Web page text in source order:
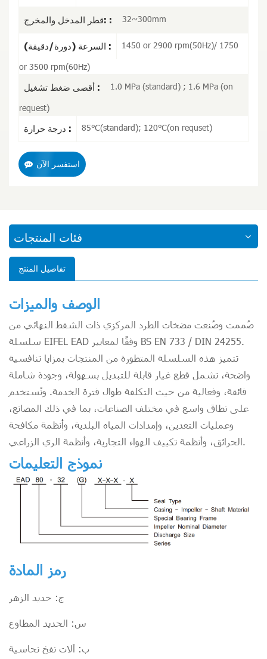
قطر المدخل والمخرج: : 32~300mm
السرعة (دورة/دقيقة) :
1450 or 2900 rpm(50Hz)/ 1750
or 3500 rpm(60Hz)
أقصى ضغط تشغيل :
1.0 MPa (standard) ; 1.6 MPa (on
request)
درجة حرارة : 85℃(standard); 120℃(on requset)
استفسر الآن
فئات المنتجات
تفاصيل المنتج
الوصف والميزات
صُممت وصُنعت مضخات الطرد المركزي ذات الشفط النهائي من
سلسلة EIFEL EAD وفقًا لمعايير BS EN 733 / DIN 24255.
تتميز هذه السلسلة المتطورة من المنتجات بمزايا تنافسية
واضحة، تشمل قطع غيار قابلة للتبديل بسهولة، وجودة شاملة
فائقة، وفعالية من حيث التكلفة طوال فترة الخدمة. وتُستخدم
على نطاق واسع في مختلف الصناعات، بما في ذلك المصانع،
وعمليات التعدين، وإمدادات المياه البلدية، وأنظمة مكافحة
الحرائق، وأنظمة تكييف الهواء التجارية، وأنظمة الري الزراعي.
نموذج التعليمات
رمز المادة
ج: حديد الزهر
س: الحديد المطاوع
ب: آلات نفخ نحاسية